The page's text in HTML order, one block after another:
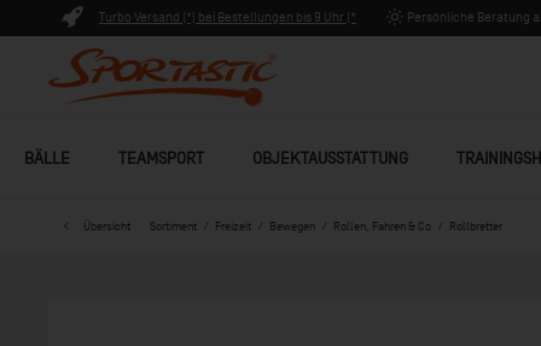
Turbo Versand (*) bei Bestellungen bis 9 Uhr (*
Persönliche Beratung
BÄLLE TEAMSPORT OBJEKTAUSSTATTUNG
Übersicht Sortiment Freizeit Bewegen Rollen, Fahren & Co Rollbretter